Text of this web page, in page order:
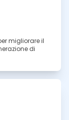
migliorare il
di